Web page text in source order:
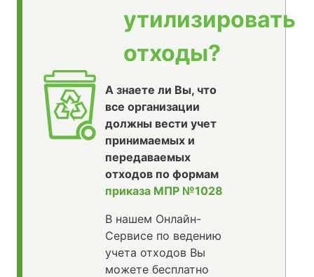
утилизировать
отходы?
А знаете ли Вы, что
все организации
должны вести учет
принимаемых и
передаваемых
отходов по формам
приказа МПР №1028
В нашем Онлайн-
Сервисе по ведению
учета отходов Вы
можете бесплатно